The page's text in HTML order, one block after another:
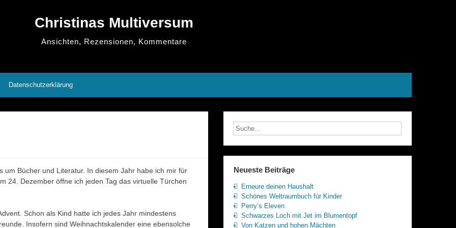
Christinas Multiversum
Ansichten, Rezensionen, Kommentare
Datenschutzerklärung
um Bücher und Literatur. In diesem Jahr habe ich mir für
24. Dezember öffne ich jeden Tag das virtuelle Türchen
Schon als Kind hatte ich jedes Jahr mindestens
Insofern sind Weihnachtskalender eine ebensolche
Neueste Beiträge
Erneure deinen Haushalt
Schönes Weltraumbuch für Kinder
Perry’s Eleven
Schwarzes Loch mit Jet im Blumentopf
Von Katzen und hohen Mächten